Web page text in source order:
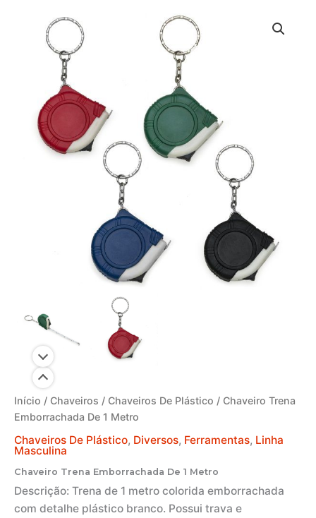
Início / Chaveiros / Chaveiros De Plástico / Chaveiro Trena
Emborrachada De 1 Metro
Chaveiros De Plástico, Diversos, Ferramentas, Linha
Masculina
Chaveiro Trena Emborrachada De 1 Metro
Descrição: Trena de 1 metro colorida emborrachada
com detalhe plástico branco. Possui trava e